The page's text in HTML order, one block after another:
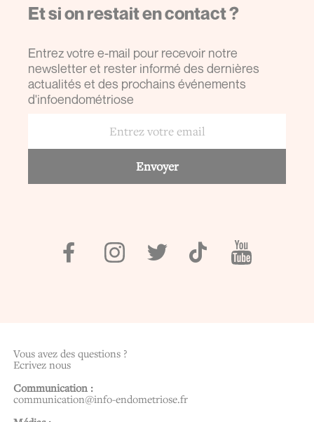
Et si on restait en contact ?
Entrez votre e-mail pour recevoir notre
newsletter et rester informé des dernières
actualités et des prochains événements
d'infoendométriose
Vous avez des questions ?
Ecrivez nous
Communication :
communication@info-endometriose.fr